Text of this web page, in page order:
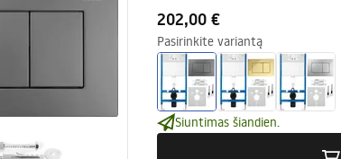
202,00 €
Pasirinkite variantą
Siuntimas šiandien.